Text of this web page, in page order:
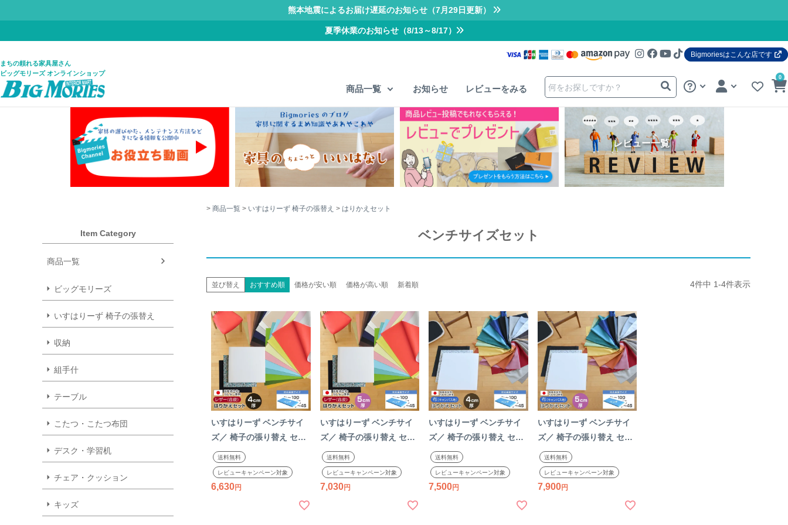
熊本地震によるお届け遅延のお知らせ（7月29日更新）
夏季休業のお知らせ（8/13～8/17）
Bigmoriesはこんな店です
まちの頼れる家具屋さん
ビッグモリーズ オンラインショップ
商品一覧 お知らせ レビューをみる
0
レビュー一覧
Item Category
商品一覧
ビッグモリーズ
いすはりーず 椅子の張替え
収納
組手什
テーブル
こたつ・こたつ布団
デスク・学習机
チェア・クッション
キッズ
商品一覧 いすはりーず 椅子の張替え はりかえセット
ベンチサイズセット
並び替え おすすめ順 価格が安い順 価格が高い順 新着順 4件中 1-4件表示
いすはりーず ベンチサイ
ズ／ 椅子の張り替え セッ
ト レザー 合皮 無地
【4cm厚】【1脚分】 キッ
ト いす DIY イス 張り替え
座面 修理 椅子 張替え は
送料無料
レビューキャンペーン対象
6,630
いすはりーず ベンチサイ
ズ／ 椅子の張り替え セッ
ト レザー 合皮 無地【5cm
厚】【1脚分】 キット い
す DIY イス 張り替え 学習
送料無料
レビューキャンペーン対象
7,030
いすはりーず ベンチサイ
ズ／ 椅子の張り替え セッ
ト 布 無地【4cm厚】【1
脚分】キャンバス 布地 生
地 キット いす DIY イス 座
修理 椅子 張替え はりかえ
送料無料
レビューキャンペーン対象
7,500
いすはりーず ベンチサイ
ズ／ 椅子の張り替え セッ
ト 布 無地 【5cm厚】 1脚
分カット済 キャンバス 布
地 生地 キット いす DIY イ
国産 修理 はりかえ 椅子
送料無料
レビューキャンペーン対象
7,900